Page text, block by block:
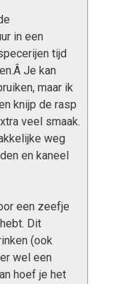
in een
tijd
Je kan
maar ik
knijp de rasp
veel smaak.
weg
en kaneel
een zeefje
Dit
(ook
wel een
hoef je het